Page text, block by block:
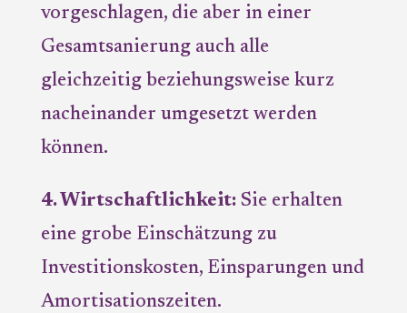
vorgeschlagen, die aber in einer
Gesamtsanierung auch alle
gleichzeitig beziehungsweise kurz
nacheinander umgesetzt werden
können.
4. Wirtschaftlichkeit:Sie erhalten
eine grobe Einschätzung zu
Investitionskosten, Einsparungen und
Amortisationszeiten.